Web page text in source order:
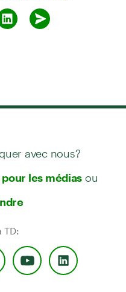
avec nous?
les médias ou
TD: